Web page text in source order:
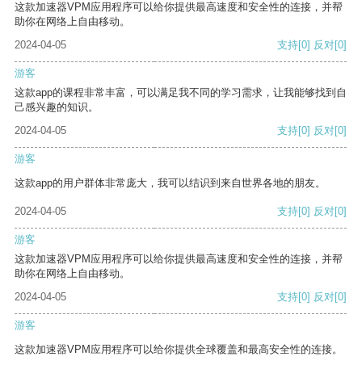
这款加速器VPM应用程序可以给你提供最高速度和安全性的连接，并帮
助你在网络上自由移动。
2024-04-05
支持[0] 反对[0]
游客
这款app的课程非常丰富，可以满足我不同的学习需求，让我能够找到自
己感兴趣的知识。
2024-04-05
支持[0] 反对[0]
游客
这款app的用户群体非常庞大，我可以结识到来自世界各地的朋友。
2024-04-05 支持[0] 反对[0]
游客
这款加速器VPM应用程序可以给你提供最高速度和安全性的连接，并帮
助你在网络上自由移动。
2024-04-05
支持[0] 反对[0]
游客
这款加速器VPM应用程序可以给你提供全球覆盖和最高安全性的连接。